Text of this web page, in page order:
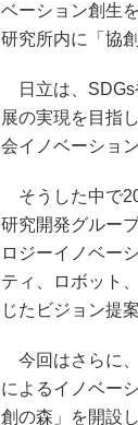
ベーション創生
研究所内に「協
日立は、SDGs
展の実現を目指
会イノベーショ
そうした中で
研究開発グルー
ロジーイノベー
ティ、ロボット
じたビジョン提
今回はさらに
によるイノベー
創の森」を開設し